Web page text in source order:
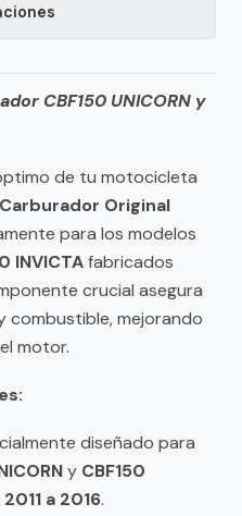
CBF150 UNICORN y
de tu motocicleta
Original
para los modelos
INVICTAfabricados
crucial asegura
combustible, mejorando
motor.
diseñado para
y CBF150
2011 a 2016.